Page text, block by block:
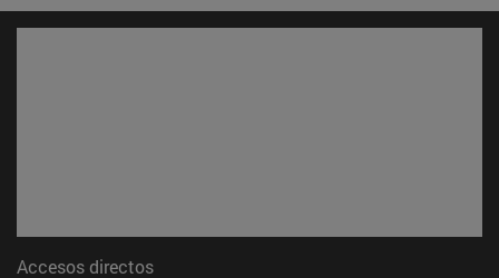
Accesos directos